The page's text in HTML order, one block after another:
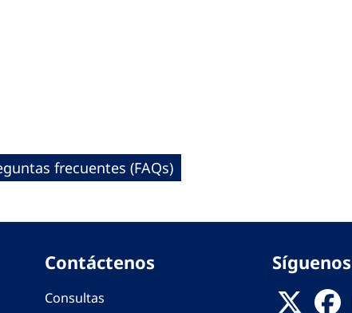
frecuentes (FAQs)
Contáctenos
Consultas
Síguenos